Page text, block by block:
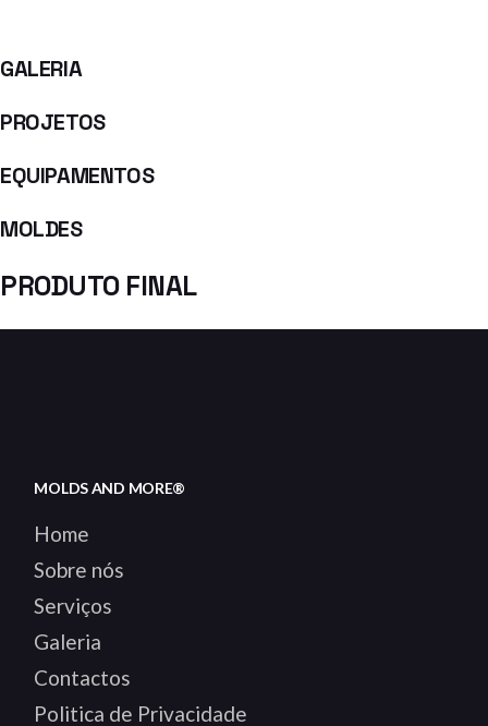
GALERIA
PROJETOS
EQUIPAMENTOS
MOLDES
PRODUTO FINAL
MOLDS AND MORE®
Home
Sobre nós
Serviços
Galeria
Contactos
Politica de Privacidade